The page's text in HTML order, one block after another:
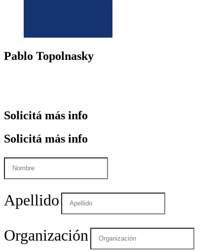
Pablo Topolnasky
Solicitá más info
Solicitá más info
Apellido
Organización